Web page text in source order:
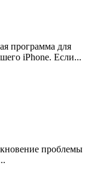
программа для
iPhone. Если...
проблемы